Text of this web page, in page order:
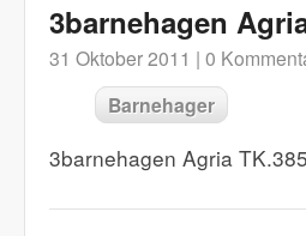
3barnehagen
31 Oktober 2011 | 0
Barnehager
3barnehagen Agria